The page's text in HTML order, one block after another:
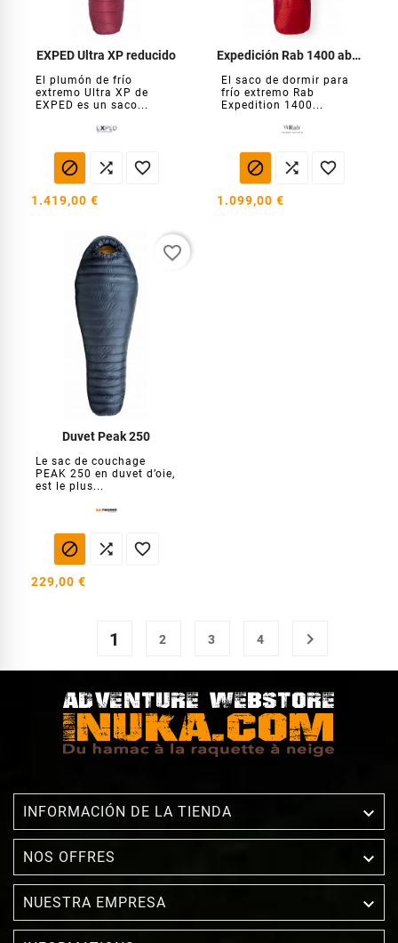
EXPED Ultra XP reducido
El plumón de frío
extremo Ultra XP de
EXPED es un saco...
  
1.419,00 €
Expedición Rab 1400 abajo
El saco de dormir para
frío extremo Rab
Expedition 1400...
  
1.099,00 €
Duvet Peak 250
Le sac de couchage
PEAK 250 en duvet d’oie,
est le plus...
  
229,00 €
favorite_border
1 2 3 4 
INFORMACIÓN DE LA TIENDA 
NOS OFFRES 
NUESTRA EMPRESA 